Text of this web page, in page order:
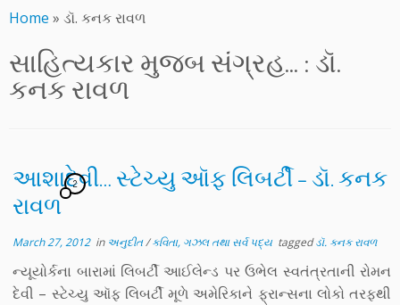
toHome » ડૉ. કનક રાવળ
સાહિત્યકાર મુજબ સંગ્રહ... : ડૉ.
કનક રાવળ
આશાદેવી… સ્ટેચ્યુ ઑફ લિબર્ટી – ડૉ. કનક
રાવળ
2
March 27, 2012in અનુદીત/કવિતા, ગઝલ તથા સર્વ પદ્ય taggedડૉ. કનક રાવળ
ન્યૂયોર્કના બારામાં લિબર્ટી આઈલેન્ડ પર ઉભેલ સ્વતંત્રતાની રોમન
દેવી – સ્ટેચ્યુ ઑફ લિબર્ટી મૂળે અમેરિકાને ફ્રાન્સના લોકો તરફથી